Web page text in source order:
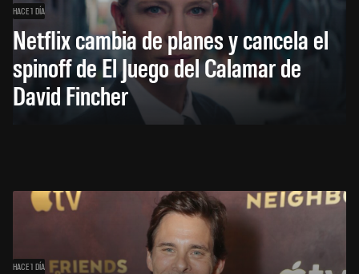
HACE 1 DÍA
Netflix cambia de planes y cancela el
spinoff de El Juego del Calamar de
David Fincher
HACE 1 DÍA